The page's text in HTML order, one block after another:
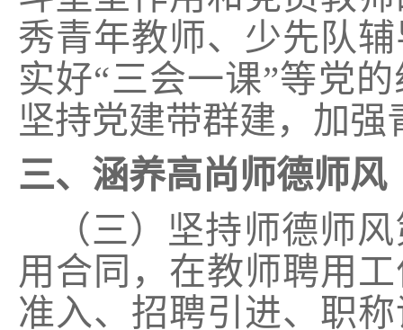
秀青年教师、少先队
实好“三会一课”等党
坚持党建带群建，加
三、涵养高尚师德师风
（三）坚持师德师
用合同，在教师聘用
准入、招聘引进、职